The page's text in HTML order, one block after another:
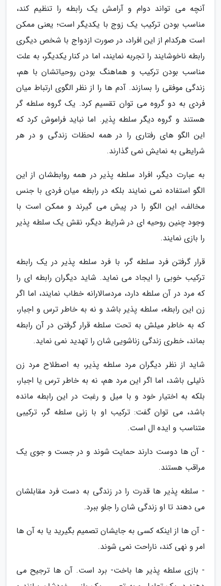
آنچه می تواند دوام و آرامش یک رابطه را تنظیم کند،
مناسب بودن ترکیب یک زوج با یکدیگر است؛ یعنی ممکن
است هرکدام از این افراد، در صورت ازدواج با شخص دیگری
رابطه ناخوشایند را تجربه نمایند، اما در کنار یکدیگر، به علت
مناسب بودن ترکیب و هماهنگ بودن روحیاتشان با هم،
زندگی موفقی را بسازند. آدم ها را از نظر الگوی ارتباط میان
فردی به دو گروه می توان تقسیم کرد. یک گروه سلطه گر
هستند و گروه دیگر سلطه پذیر. اما نباید فراموش کرد که
این الگو های رفتاری را در همه لحظات زندگی و در هر
شرایطی به نمایش نمی گذارند.
به عبارت دیگر، افراد سلطه پذیر در همه روابطشان از این
الگو استفاده نمی نمایند بلکه در رابطه میان فردی با جنس
مخالف، این الگو را در پیش می گیرند و ممکن است با
وجود چنین روحیه ای در شرایط دیگر، نقش یک سلطه پذیر
را بازی نمایند.
قرار گرفتن فرد سلطه گر، با فرد سلطه پذیر در یک رابطه
ترکیب خوبی را ایجاد می نماید. شاید دیگران رابطه ای را
که مرد در آن سلطه دارد، مردسالارانه خطاب نمایند، اما اگر
زن این رابطه، سلطه پذیر باشد و نه به خاطر ترس و اجبار،
که به خاطر میلش به تحت سلطه قرار گرفتن در آن رابطه
بماند، خطری زندگی زناشویی شان را تهدید نمی نماید.
شاید از نظر دیگران مرد سلطه پذیر، به اصطلاح مرد زن
ذلیلی باشد، اما اگر این مرد هم، نه به خاطر ترس یا اجبار،
بلکه به اختیار خود و با میل و رغبت در این رابطه مانده
باشد، می توان گفت: ترکیب او با زنی سلطه گر، ترکیبی
متناسب و ایده ال است.
- آن ها دوست دارند حمایت شوند و در جست و جوی یک
مراقب هستند.
- سلطه پذیر ها قدرت را در زندگی به دست فرد مقابلشان
می دهند تا او زندگی شان را جلو ببرد.
- آن ها از اینکه کسی به جایشان تصمیم بگیرید یا به آن ها
امر و نهی کند، ناراحت نمی شوند.
- بازی سلطه پذیر ها باخت- برد است. آن ها ترجیح می